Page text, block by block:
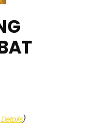
Details)